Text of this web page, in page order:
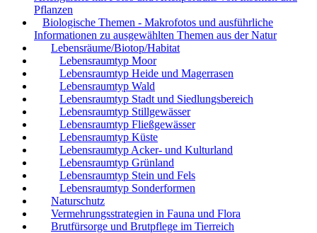
Pflanzen
Biologische Themen - Makrofotos und ausführliche
Informationen zu ausgewählten Themen aus der Natur
Lebensräume/Biotop/Habitat
Lebensraumtyp Moor
Lebensraumtyp Heide und Magerrasen
Lebensraumtyp Wald
Lebensraumtyp Stadt und Siedlungsbereich
Lebensraumtyp Stillgewässer
Lebensraumtyp Fließgewässer
Lebensraumtyp Küste
Lebensraumtyp Acker- und Kulturland
Lebensraumtyp Grünland
Lebensraumtyp Stein und Fels
Lebensraumtyp Sonderformen
Naturschutz
Vermehrungsstrategien in Fauna und Flora
Brutfürsorge und Brutpflege im Tierreich